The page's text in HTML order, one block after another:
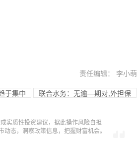
责任编辑： 李小萌
于集中 联合水务：无逾—期对,外担保
实质性投资建议，据此操作风险自担
态，洞察政策信息，把握财富机会。